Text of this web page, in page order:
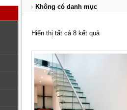
Không có danh mục
Hiển thị tất cả 8 kết quả